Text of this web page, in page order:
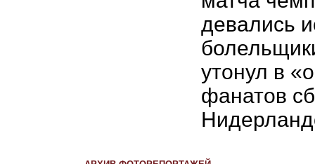
девались
утонул в
фанатов